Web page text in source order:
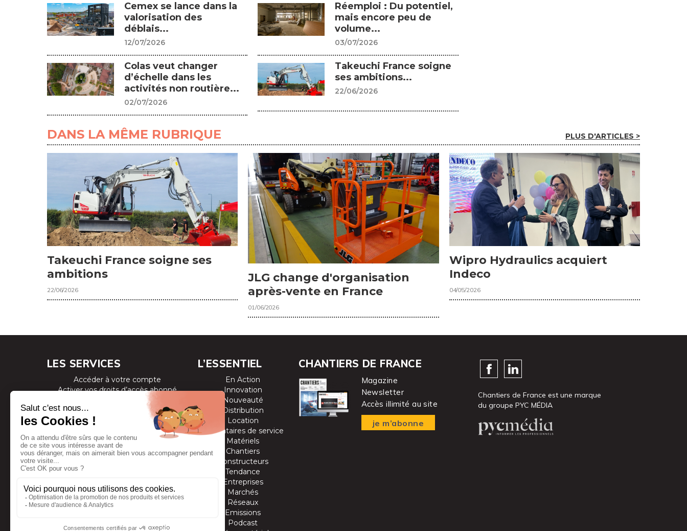
Cemex se lance dans la
valorisation des
déblais...
12/07/2026
Réemploi : Du potentiel,
mais encore peu de
volume...
03/07/2026
Colas veut changer
d’échelle dans les
activités non routière...
02/07/2026
Takeuchi France soigne
ses ambitions...
22/06/2026
DANS LA MÊME RUBRIQUE PLUS D'ARTICLES >
Takeuchi France soigne ses
ambitions
22/06/2026
JLG change d'organisation
après-vente en France
01/06/2026
Wipro Hydraulics acquiert
Indeco
04/05/2026
LES SERVICES
Accéder à votre compte
Activer vos droits d’accès abonné
Consulter les magazines
S’inscrire aux newsletters
Devenir annonceur
Se connecter à l’extranet annonceur
Nous contacter
L’ESSENTIEL
En Action
Innovation
Nouveauté
Distribution
Location
Prestataires de service
Matériels
Chantiers
Constructeurs
Tendance
Entreprises
Marchés
Réseaux
Emissions
Podcast
CHANTIERS DE FRANCE
Magazine
Newsletter
Accès illimité au site
je m’abonne
Chantiers de France est une marque
du groupe PYC MÉDIA